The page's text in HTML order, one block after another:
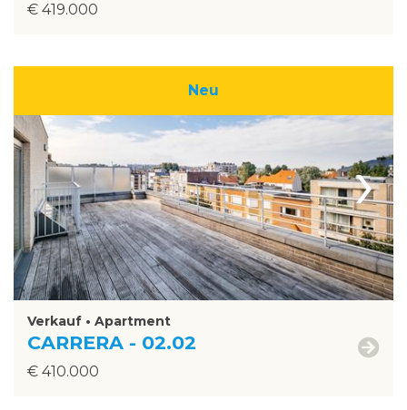
€ 419.000
Neu
›
Verkauf • Apartment
CARRERA - 02.02
€ 410.000